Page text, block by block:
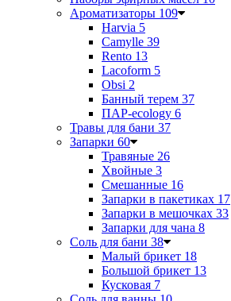
Ароматизаторы 109
Harvia 5
Camylle 39
Rento 13
Lacoform 5
Obsi 2
Банный терем 37
ПАР-ecology 6
Травы для бани 37
Запарки 60
Травяные 26
Хвойные 3
Смешанные 16
Запарки в пакетиках 17
Запарки в мешочках 33
Запарки для чана 8
Соль для бани 38
Малый брикет 18
Большой брикет 13
Кусковая 7